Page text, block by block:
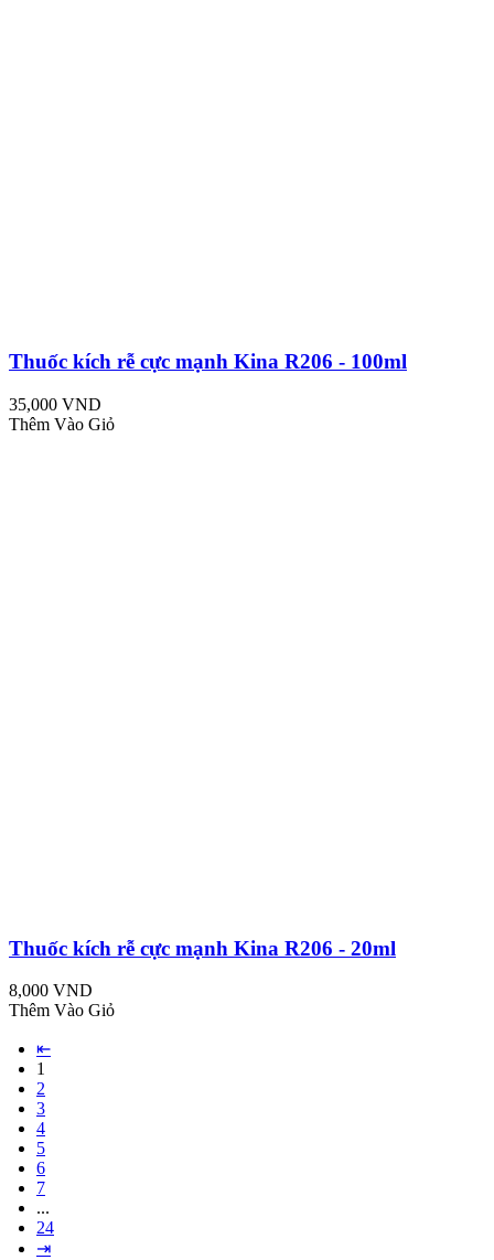
Thuốc kích rễ cực mạnh Kina R206 - 100ml
35,000 VND
Thêm Vào Giỏ
Thuốc kích rễ cực mạnh Kina R206 - 20ml
8,000 VND
Thêm Vào Giỏ
⇤
1
2
3
4
5
6
7
...
24
⇥